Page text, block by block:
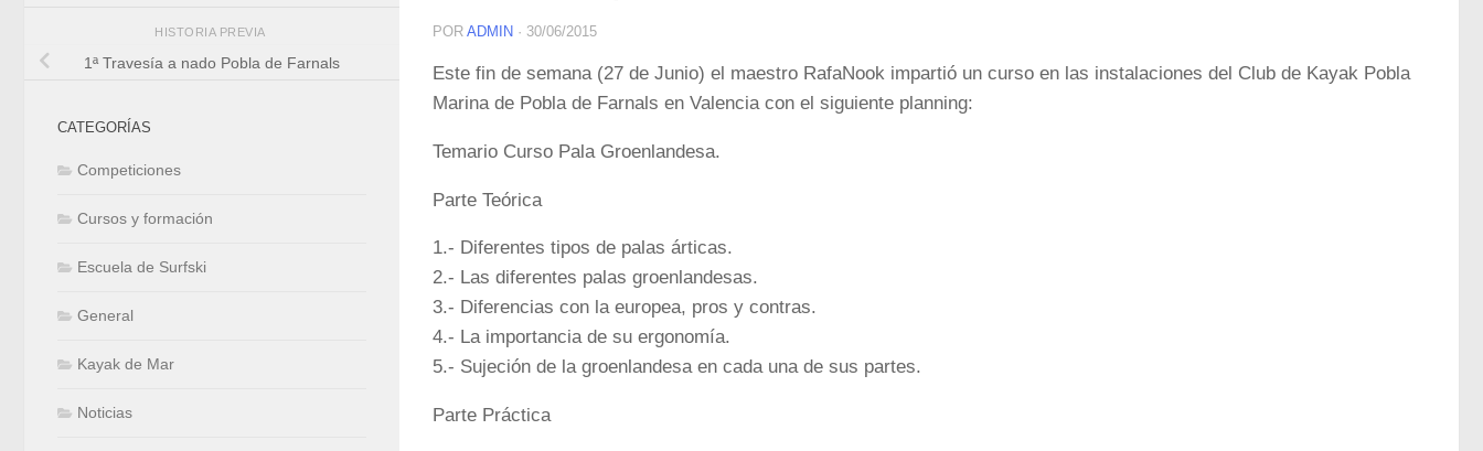
POR ADMIN · 30/06/2015
Este fin de semana (27 de Junio) el maestro RafaNook impartió un curso en las instalaciones del Club de Kayak Pobla
Marina de Pobla de Farnals en Valencia con el siguiente planning:
Temario Curso Pala Groenlandesa.
Parte Teórica
1.- Diferentes tipos de palas árticas.
2.- Las diferentes palas groenlandesas.
3.- Diferencias con la europea, pros y contras.
4.- La importancia de su ergonomía.
5.- Sujeción de la groenlandesa en cada una de sus partes.
Parte Práctica
HISTORIA PREVIA
1ª Travesía a nado Pobla de Farnals
CATEGORÍAS
Competiciones
Cursos y formación
Escuela de Surfski
General
Kayak de Mar
Noticias